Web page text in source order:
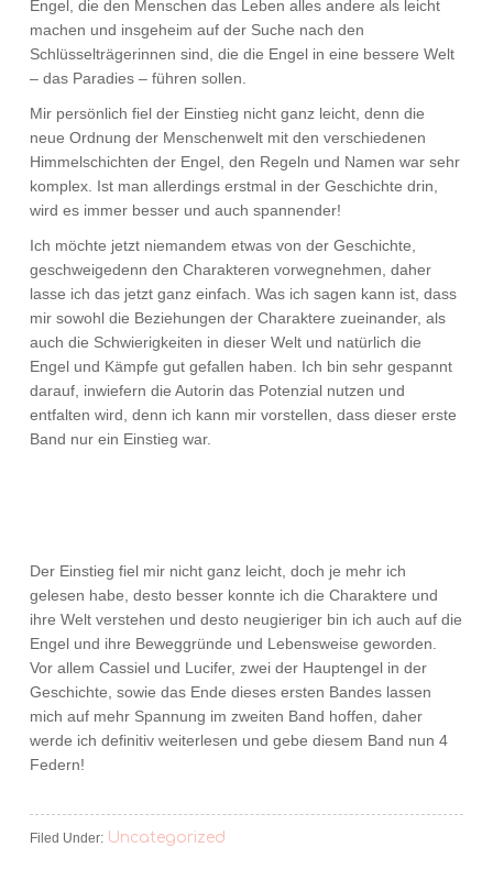
Engel, die den Menschen das Leben alles andere als leicht
machen und insgeheim auf der Suche nach den
Schlüsselträgerinnen sind, die die Engel in eine bessere Welt
– das Paradies – führen sollen.
Mir persönlich fiel der Einstieg nicht ganz leicht, denn die
neue Ordnung der Menschenwelt mit den verschiedenen
Himmelschichten der Engel, den Regeln und Namen war sehr
komplex. Ist man allerdings erstmal in der Geschichte drin,
wird es immer besser und auch spannender!
Ich möchte jetzt niemandem etwas von der Geschichte,
geschweigedenn den Charakteren vorwegnehmen, daher
lasse ich das jetzt ganz einfach. Was ich sagen kann ist, dass
mir sowohl die Beziehungen der Charaktere zueinander, als
auch die Schwierigkeiten in dieser Welt und natürlich die
Engel und Kämpfe gut gefallen haben. Ich bin sehr gespannt
darauf, inwiefern die Autorin das Potenzial nutzen und
entfalten wird, denn ich kann mir vorstellen, dass dieser erste
Band nur ein Einstieg war.
Der Einstieg fiel mir nicht ganz leicht, doch je mehr ich
gelesen habe, desto besser konnte ich die Charaktere und
ihre Welt verstehen und desto neugieriger bin ich auch auf die
Engel und ihre Beweggründe und Lebensweise geworden.
Vor allem Cassiel und Lucifer, zwei der Hauptengel in der
Geschichte, sowie das Ende dieses ersten Bandes lassen
mich auf mehr Spannung im zweiten Band hoffen, daher
werde ich definitiv weiterlesen und gebe diesem Band nun 4
Federn!
Filed Under: Uncategorized